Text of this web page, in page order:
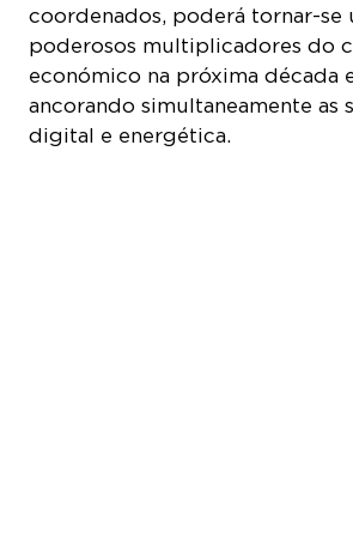
coordenados, poderá tornar-se
poderosos multiplicadores do
económico na próxima década
ancorando simultaneamente as
digital e energética.